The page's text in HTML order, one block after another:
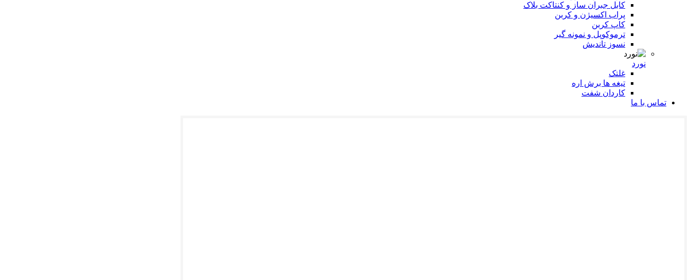
کابل جبران ساز و کنتاکت بلاک
پراب اکسیژن و کربن
کاپ کربن
ترموکوپل و نمونه گیر
نسوز تاندیش
نورد
غلتک
تیغه ها برش اره
کاردان شفت
تماس با ما